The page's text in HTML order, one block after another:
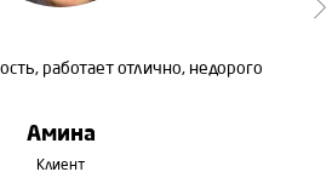
работает отлично, недорого
Амина
Клиент